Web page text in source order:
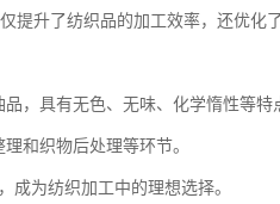
提升了纺织品的加工效率，还优化
，具有无色、无味、化学惰性等特
和织物后处理等环节。
成为纺织加工中的理想选择。